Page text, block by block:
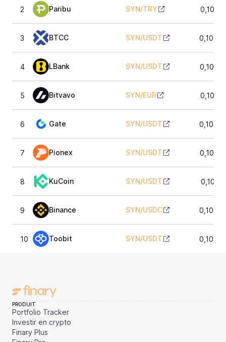
2 Paribu SYN/TRY
3 BTCC SYN/USDT
4 LBank SYN/USDT
5 Bitvavo SYN/EUR
6 Gate SYN/USDT
7 Pionex SYN/USDT
8 KuCoin SYN/USDT
9 Binance SYN/USDC
10 Toobit SYN/USDT
PRODUIT
Portfolio Tracker
Investir en crypto
Finary Plus